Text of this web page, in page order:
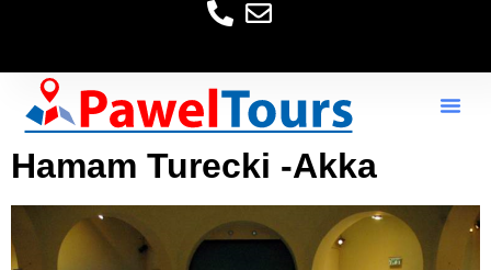
Hamam Turecki -Akka